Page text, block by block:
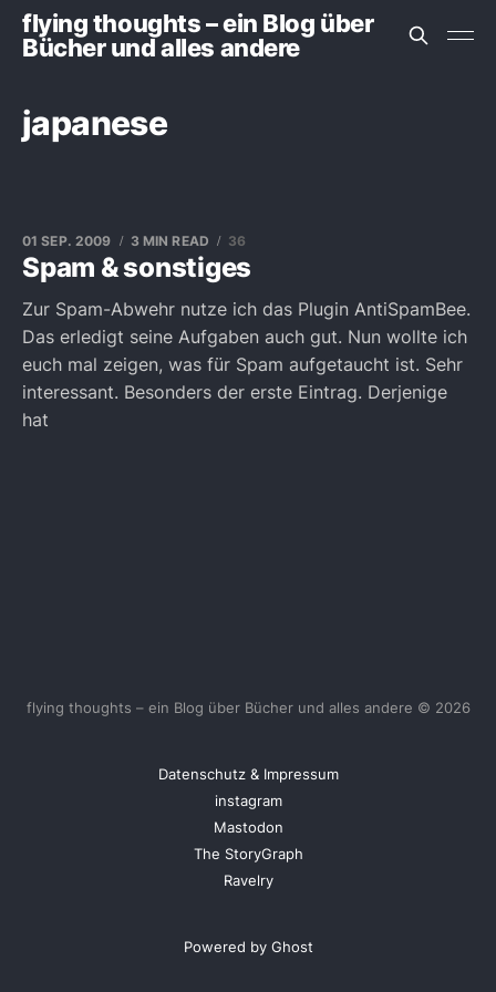
flying thoughts – ein Blog über
Bücher und alles andere
japanese
Spam & sonstiges
01 SEP. 2009 3 MIN READ 36
Zur Spam-Abwehr nutze ich das Plugin AntiSpamBee.
Das erledigt seine Aufgaben auch gut. Nun wollte ich
euch mal zeigen, was für Spam aufgetaucht ist. Sehr
interessant. Besonders der erste Eintrag. Derjenige
hat
flying thoughts – ein Blog über Bücher und alles andere © 2026
Datenschutz & Impressum
instagram
Mastodon
The StoryGraph
Ravelry
Powered by Ghost